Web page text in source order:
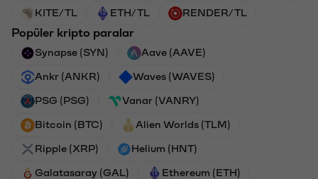
KITE/TL ETH/TL RENDER/TL
Popüler kripto paralar
Synapse (SYN) Aave (AAVE)
Ankr (ANKR) Waves (WAVES)
PSG (PSG) Vanar (VANRY)
Bitcoin (BTC) Alien Worlds (TLM)
Ripple (XRP) Helium (HNT)
Galatasaray (GAL) Ethereum (ETH)